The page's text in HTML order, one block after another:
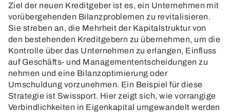
Ziel der neuen Kreditgeber ist es, ein Unternehmen mit
vorübergehenden Bilanzproblemen zu revitalisieren.
Sie streben an, die Mehrheit der Kapitalstruktur von
den bestehenden Kreditgebern zu übernehmen, um die
Kontrolle über das Unternehmen zu erlangen, Einfluss
auf Geschäfts- und Managemententscheidungen zu
nehmen und eine Bilanzoptimierung oder
Umschuldung vorzunehmen. Ein Beispiel für diese
Strategie ist Swissport. Hier zeigt sich, wie vorrangige
Verbindlichkeiten in Eigenkapital umgewandelt werden